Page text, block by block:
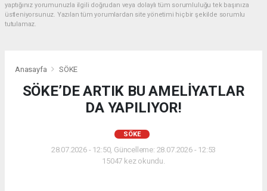
yaptığınız yorumunuzla ilgili doğrudan veya dolaylı tüm sorumluluğu tek başınıza
üstleniyorsunuz. Yazılan tüm yorumlardan site yönetimi hiçbir şekilde sorumlu
tutulamaz.
Anasayfa SÖKE
SÖKE’DE ARTIK BU AMELİYATLAR
DA YAPILIYOR!
SÖKE
28.07.2026 - 12:50, Güncelleme: 28.07.2026 - 12:53
15047 kez okundu.